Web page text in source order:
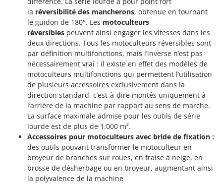
la réversibilité des mancherons, obtenue en tournant
le guidon de 180°. Les motoculteurs
réversibles peuvent ainsi engager les vitesses dans les
deux directions. Tous les motoculteurs réversibles sont
par définition multifonctions, mais l’inverse n’est pas
nécessairement vrai : il existe en effet des modèles de
motoculteurs multifonctions qui permettent l’utilisation
de plusieurs accessoires exclusivement dans la
direction standard, c’est-à-dire montés uniquement à
l’arrière de la machine par rapport au sens de marche.
La surface maximale admise pour les outils de série
lourde est de plus de 1.000 m².
Accessoires pour motoculteurs avec bride de fixation :
des outils pouvant transformer le motoculteur en
broyeur de branches sur roues, en fraise à neige, en
brosse de désherbage ou en broyeur, augmentant ainsi
la polyvalence de la machine